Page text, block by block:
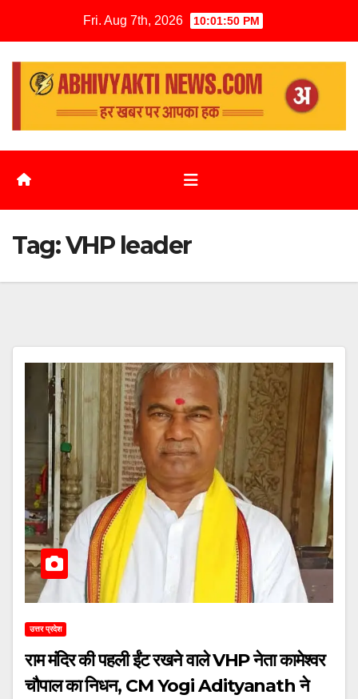
Fri. Aug 7th, 2026 10:01:50 PM
Tag:VHP leader
उत्तर प्रदेश
राम मंदिर की पहली ईंट रखने वाले VHP नेता कामेश्वर
चौपाल का निधन, CM Yogi Adityanath ने